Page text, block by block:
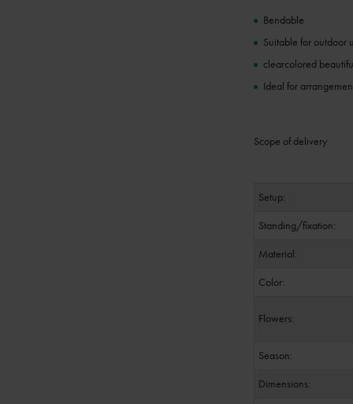
Bendable
Suitable for outdoor
clearcolored
Ideal for
Scope of delivery
Setup:
Standing/fixation:
Material:
Color:
Flowers:
Season:
Dimensions: